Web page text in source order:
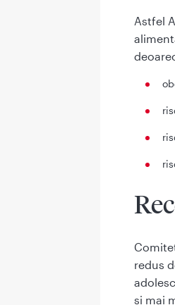
Astfel
redus
si mai